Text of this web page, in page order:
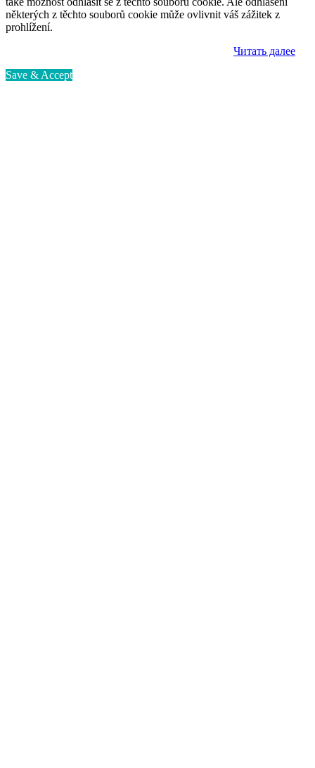
některých z těchto souborů cookie může ovlivnit váš zážitek z
prohlížení.
Читать далее
Save & Accept